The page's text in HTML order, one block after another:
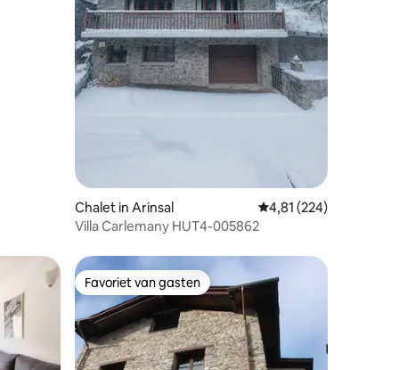
Chalet in Arinsal Gemiddelde
4,81 (224)
Villa Carlemany HUT4-005862
Favoriet van gasten
Favoriet van gasten